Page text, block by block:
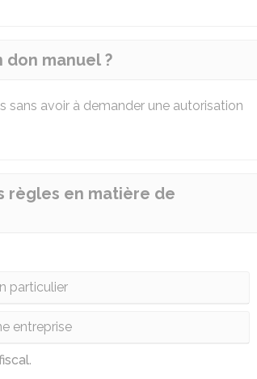
manuel ?
sans avoir à demander une autorisation
règles en matière de
particulier
entreprise
.